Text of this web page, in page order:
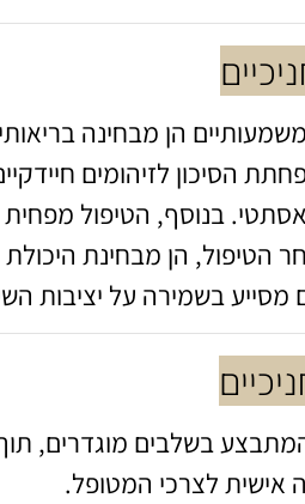
משמעותיים הן מבחינה
הסיכון לזיהומים
בנוסף, הטיפול
הטיפול, הן מבחינת
מסייע בשמירה על יציבות
בשלבים מוגדרים,
לצרכי המטופל.